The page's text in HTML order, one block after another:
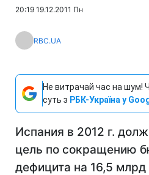
20:19 19.12.2011 Пн
RBC.UA
Не витрачай час на шум!
суть з РБК-Україна у
Испания в 2012 г.
цель по сокращению
дефицита на 16,5